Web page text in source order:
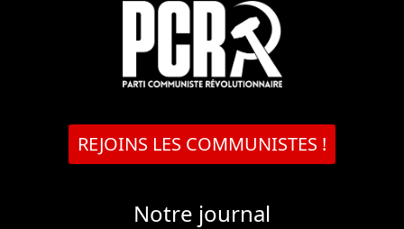
REJOINS LES COMMUNISTES !
Notre journal